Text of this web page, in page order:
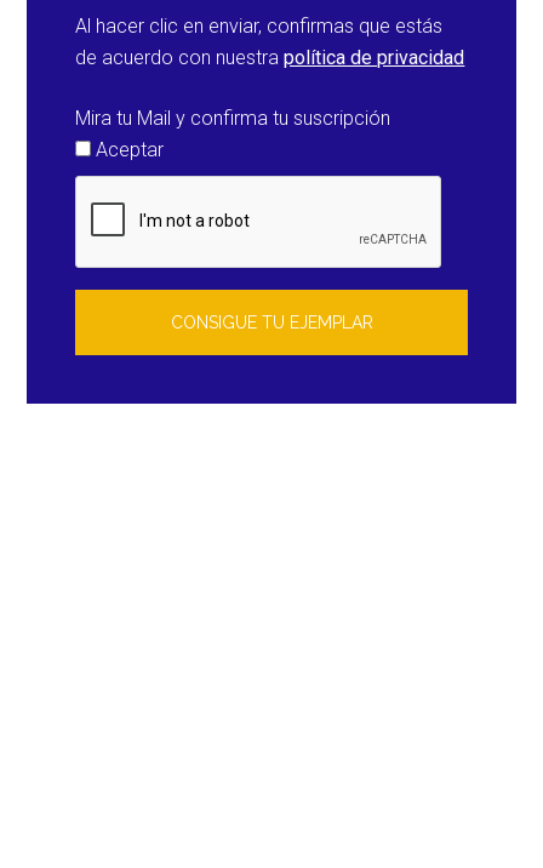
Al hacer clic en enviar, confirmas que estás
de acuerdo con nuestrapolítica de privacidad
Mira tu Mail y confirma tu suscripción
Aceptar